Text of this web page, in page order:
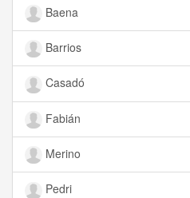
Baena
Barrios
Casadó
Fabián
Merino
Pedri